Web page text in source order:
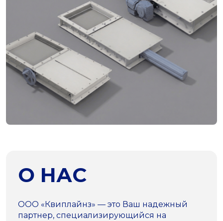
О НАС
ООО «Квиплайнз» — это Ваш надежный
партнер, специализирующийся на